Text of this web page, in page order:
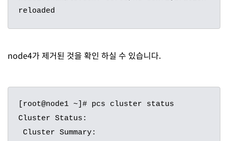
reloaded
node4가 제거된 것을 확인 하실 수 있습니다.
[root@node1 ~]# pcs cluster status
Cluster Status: